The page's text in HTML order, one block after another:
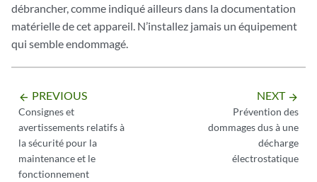
débrancher, comme indiqué ailleurs dans la documentation
matérielle de cet appareil. N’installez jamais un équipement
qui semble endommagé.
arrow_backward PREVIOUS
Consignes et
avertissements relatifs à
la sécurité pour la
maintenance et le
fonctionnement
NEXT arrow_forward
Prévention des
dommages dus à une
décharge
électrostatique